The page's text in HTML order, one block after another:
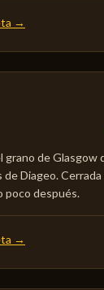
→
grano de Glasgow
de Diageo.
poco después.
→